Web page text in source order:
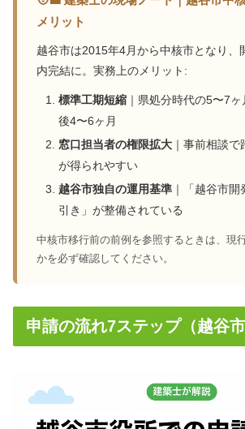
メリット
越谷市は2015年4月から中核市となり、
内完結に。実務上のメリット:
標準工期短縮｜県処分時代の5〜7
後4〜6ヶ月
窓口担当者の権限拡大｜事前相談で
が得られやすい
越谷市独自の運用基準｜「越谷市開
引き」が整備されている
中核市移行前の前例を参照するときは、現
かを必ず確認してください。
申請の流れ7ステップ（越谷市